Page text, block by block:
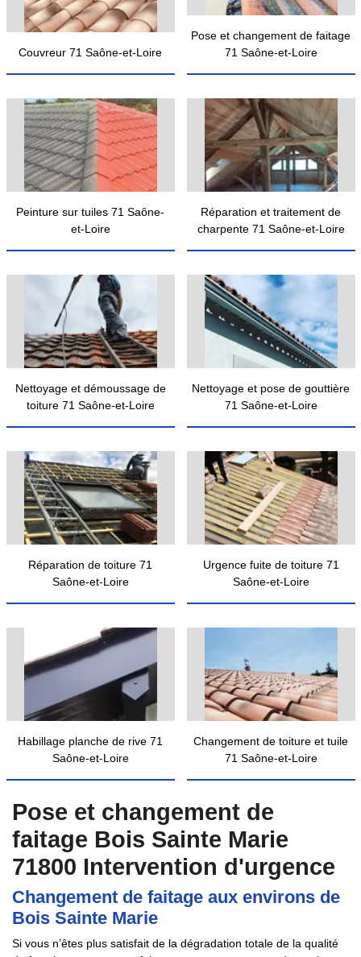
Couvreur 71 Saône-et-Loire
Pose et changement de faitage
71 Saône-et-Loire
Peinture sur tuiles 71 Saône-
et-Loire
Réparation et traitement de
charpente 71 Saône-et-Loire
Nettoyage et démoussage de
toiture 71 Saône-et-Loire
Nettoyage et pose de gouttière
71 Saône-et-Loire
Réparation de toiture 71
Saône-et-Loire
Urgence fuite de toiture 71
Saône-et-Loire
Habillage planche de rive 71
Saône-et-Loire
Changement de toiture et tuile
71 Saône-et-Loire
Pose et changement de
faitage Bois Sainte Marie
71800 Intervention d'urgence
Changement de faitage aux environs de
Bois Sainte Marie
Si vous n’êtes plus satisfait de la dégradation totale de la qualité